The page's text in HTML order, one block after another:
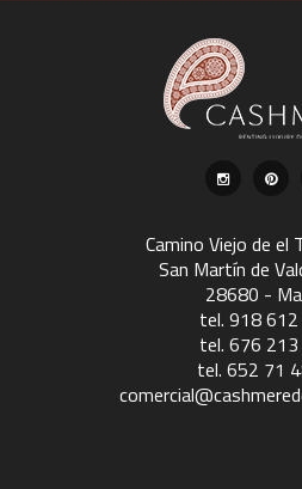
Camino Viejo de el
San Martín de
28680 -
tel. 918 612
tel. 676
tel. 652 71